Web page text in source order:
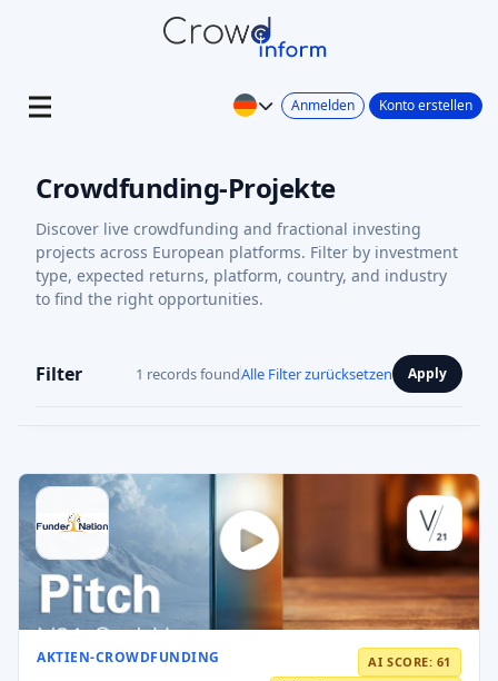
Anmelden Konto erstellen
Crowdfunding-Projekte
Discover live crowdfunding and fractional investing
projects across European platforms. Filter by investment
type, expected returns, platform, country, and industry
to find the right opportunities.
Filter 1 records foundAlle Filter zurücksetzen Apply
AKTIEN-CROWDFUNDING
AI SCORE: 61